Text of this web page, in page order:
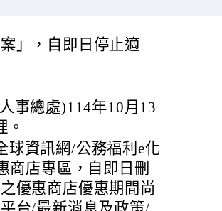
」，自即日停止適
事總處)114年10月13
。
球資訊網/公務福利e化
商店專區，自即日刪
優惠商店優惠期間尚